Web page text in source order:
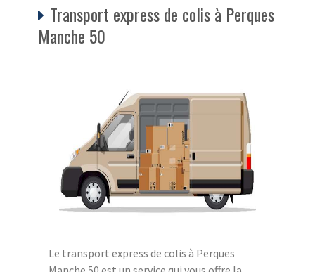
Transport express de colis à Perques
Manche 50
Le transport express de colis à Perques